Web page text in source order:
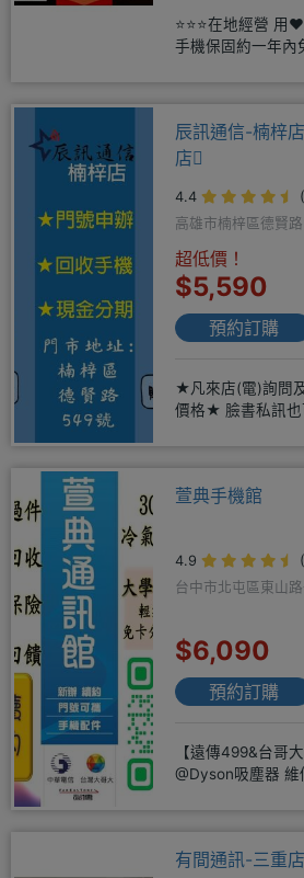
⭐⭐⭐在地經營 用
手機保固約一年內
辰訊通信-楠梓
店
4.4
高雄市楠梓區德賢
超低價！
$5,590
預約訂購
★凡來店(電)詢問
價格★ 臉書私訊
萱典手機館
4.9
台中市北屯區東山
$6,090
預約訂購
【遠傳499&台哥
@Dyson吸塵器 維
有間通訊-三重店